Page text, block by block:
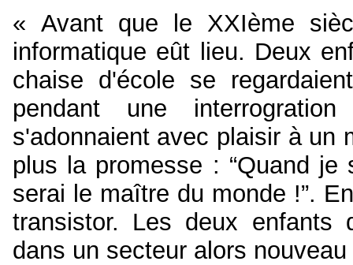
« Avant que le XXIème
informatique eût lieu. Deux
chaise d'école se
pendant une
s'adonnaient avec plaisir à un
plus la promesse : “Quand
serai le maître du monde !”.
transistor. Les deux enfants
dans un secteur alors